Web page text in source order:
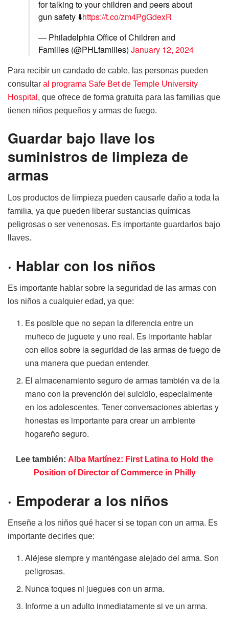
for talking to your children and peers about
gun safety ⬇️https://t.co/zm4PgGdexR
— Philadelphia Office of Children and
Families (@PHLfamilies) January 12, 2024
Para recibir un candado de cable, las personas pueden
consultar al programa Safe Bet de Temple University
Hospital , que ofrece de forma gratuita para las familias que
tienen niños pequeños y armas de fuego.
Guardar bajo llave los
suministros de limpieza de
armas
Los productos de limpieza pueden causarle daño a toda la
familia, ya que pueden liberar sustancias químicas
peligrosas o ser venenosas. Es importante guardarlos bajo
llaves.
· Hablar con los niños
Es importante hablar sobre la seguridad de las armas con
los niños a cualquier edad, ya que:
Es posible que no sepan la diferencia entre un
muñeco de juguete y uno real. Es importante hablar
con ellos sobre la seguridad de las armas de fuego de
una manera que puedan entender.
El almacenamiento seguro de armas también va de la
mano con la prevención del suicidio, especialmente
en los adolescentes. Tener conversaciones abiertas y
honestas es importante para crear un ambiente
hogareño seguro.
Lee también: Alba Martínez: First Latina to Hold the
Position of Director of Commerce in Philly
· Empoderar a los niños
Enseñe a los niños qué hacer si se topan con un arma. Es
importante decirles que:
Aléjese siempre y manténgase alejado del arma. Son
peligrosas.
Nunca toques ni juegues con un arma.
Informe a un adulto inmediatamente si ve un arma.